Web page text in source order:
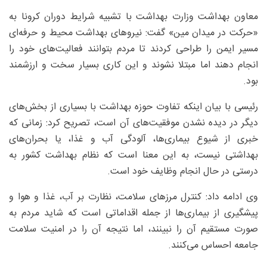
معاون بهداشت وزارت بهداشت با تشبیه شرایط دوران کرونا به
«حرکت در میدان مین» گفت: نیروهای بهداشت محیط و حرفه‌ای
مسیر ایمن را طراحی کردند تا مردم بتوانند فعالیت‌های خود را
انجام دهند اما مبتلا نشوند و این کاری بسیار سخت و ارزشمند
بود.
رئیسی با بیان اینکه تفاوت حوزه بهداشت با بسیاری از بخش‌های
دیگر در دیده نشدن موفقیت‌های آن است، تصریح کرد: زمانی که
خبری از شیوع بیماری‌ها، آلودگی آب و غذا، یا بحران‌های
بهداشتی نیست، به این معنا است که نظام بهداشت کشور به‌
درستی در حال انجام وظایف خود است.
وی ادامه داد: کنترل مرزهای سلامت، نظارت بر آب، غذا و هوا و
پیشگیری از بیماری‌ها از جمله اقداماتی است که شاید مردم به‌
صورت مستقیم آن را نبینند، اما نتیجه آن را در امنیت سلامت
جامعه احساس می‌کنند.